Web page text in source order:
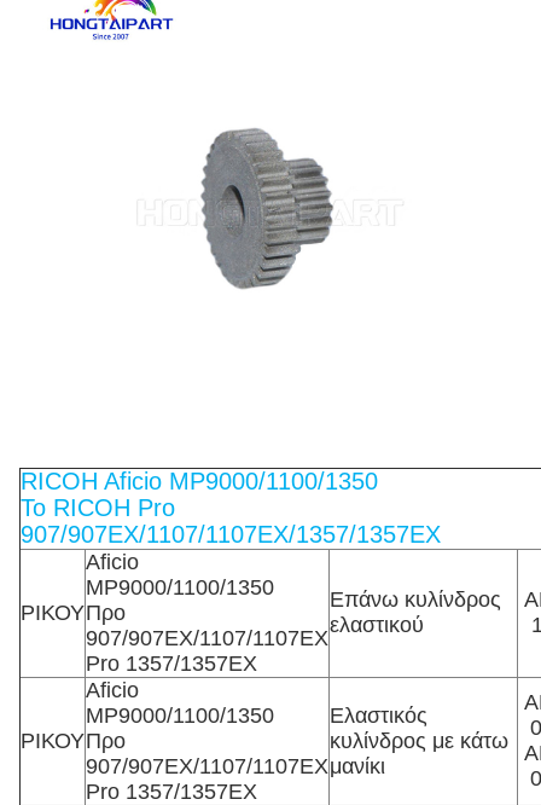
RICOH Aficio MP9000/1100/1350
Το RICOH Pro
907/907EX/1107/1107EX/1357/1357EX
ΡΙΚΟΥ
Aficio
MP9000/1100/1350
Προ
907/907EX/1107/1107EX
Pro 1357/1357EX
Επάνω κυλίνδρος
ελαστικού
ΡΙΚΟΥ
Aficio
MP9000/1100/1350
Προ
907/907EX/1107/1107EX
Pro 1357/1357EX
Ελαστικός
κυλίνδρος με κάτω
μανίκι